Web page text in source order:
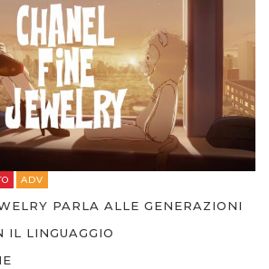
ADV
PARLA ALLE GENERAZIONI
IL LINGUAGGIO